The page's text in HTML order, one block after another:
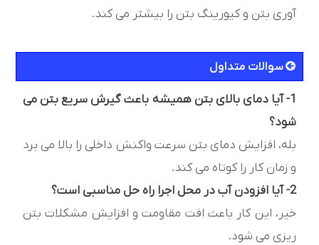
آوری بتن و کيورينگ بتن را بيشتر می کند.
سوالات متداول
1- آیا دمای بالای بتن همیشه باعث گیرش سریع بتن می
شود؟
بله، افزایش دمای بتن سرعت واکنش داخلی را بالا می برد
و زمان کار را کوتاه می کند.
2- آیا افزودن آب در محل اجرا راه حل مناسبی است؟
خیر، این کار باعث افت مقاومت و افزایش مشکلات بتن
ریزی می شود.